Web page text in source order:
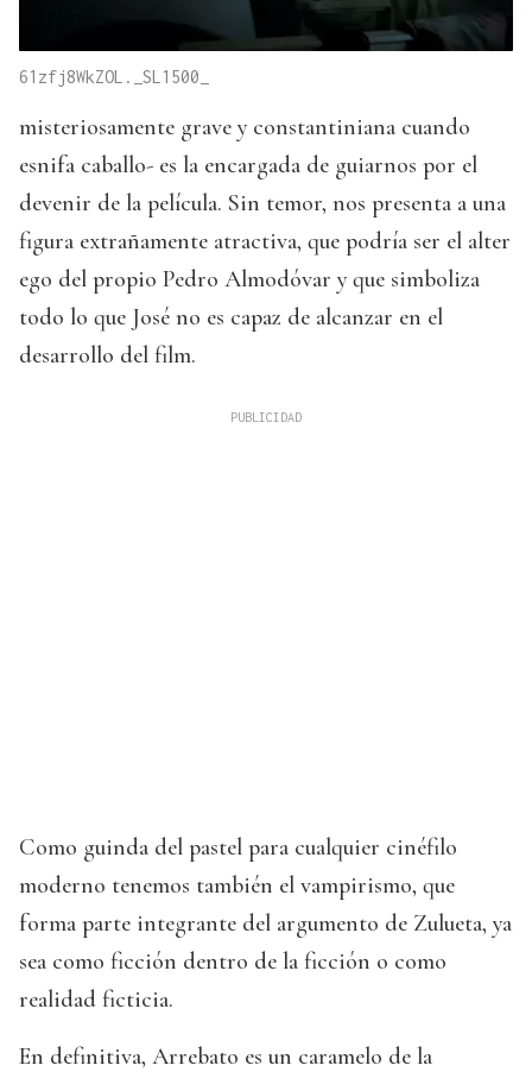
61zfj8WkZOL._SL1500_
misteriosamente grave y constantiniana cuando
esnifa caballo- es la encargada de guiarnos por el
devenir de la película. Sin temor, nos presenta a una
figura extrañamente atractiva, que podría ser el alter
ego del propio Pedro Almodóvar y que simboliza
todo lo que José no es capaz de alcanzar en el
desarrollo del film.
Como guinda del pastel para cualquier cinéfilo
moderno tenemos también el vampirismo, que
forma parte integrante del argumento de Zulueta, ya
sea como ficción dentro de la ficción o como
realidad ficticia.
En definitiva, Arrebato es un caramelo de la